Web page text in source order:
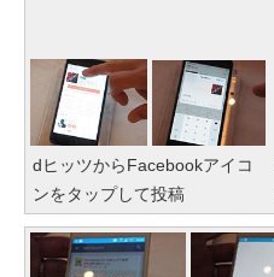
dヒッツからFacebookアイコ
ンをタップして投稿